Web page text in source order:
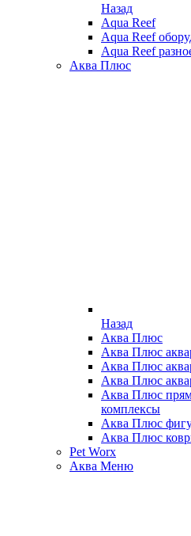
Назад
Aqua Reef
Aqua Reef
Aqua Reef
Аква Плюс
Назад
Аква Плюс
Аква Плюс
Аква Плюс
Аква Плюс
Аква Плюс
комплексы
Аква Плюс
Аква Плюс
Pet Worx
Аква Меню